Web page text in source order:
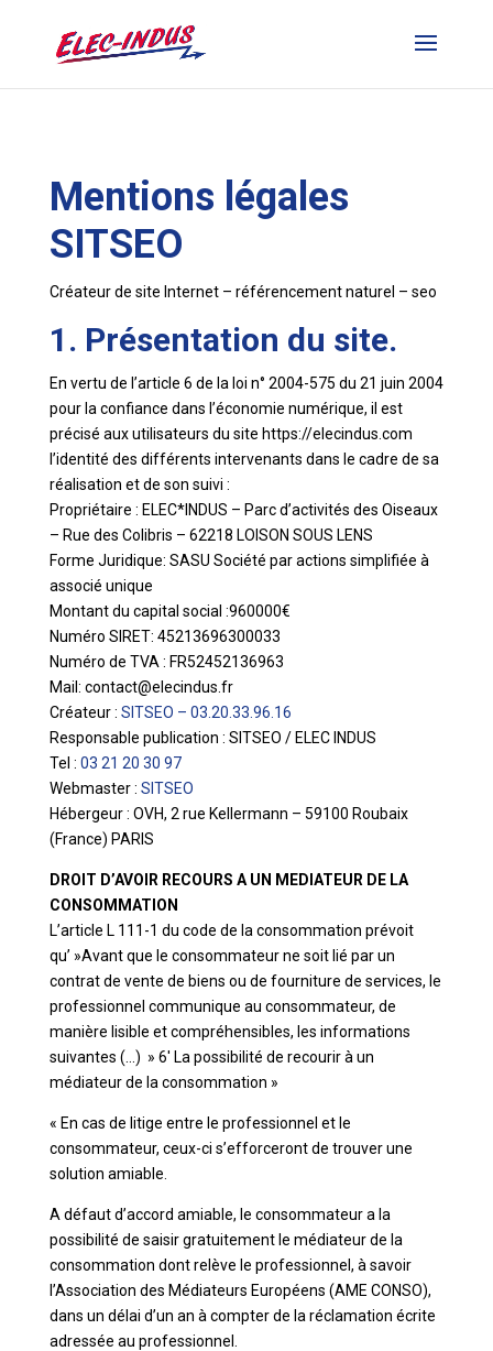
Mentions légales
SITSEO
Créateur de site Internet – référencement naturel – seo
1. Présentation du site.
En vertu de l’article 6 de la loi n° 2004-575 du 21 juin 2004
pour la confiance dans l’économie numérique, il est
précisé aux utilisateurs du site https://elecindus.com
l’identité des différents intervenants dans le cadre de sa
réalisation et de son suivi :
Propriétaire : ELEC*INDUS – Parc d’activités des Oiseaux
– Rue des Colibris – 62218 LOISON SOUS LENS
Forme Juridique: SASU Société par actions simplifiée à
associé unique
Montant du capital social :960000€
Numéro SIRET: 45213696300033
Numéro de TVA : FR52452136963
Mail: contact@elecindus.fr
Créateur : SITSEO – 03.20.33.96.16
Responsable publication : SITSEO / ELEC INDUS
Tel : 03 21 20 30 97
Webmaster : SITSEO
Hébergeur : OVH, 2 rue Kellermann – 59100 Roubaix
(France) PARIS
DROIT D’AVOIR RECOURS A UN MEDIATEUR DE LA
CONSOMMATION
L’article L 111-1 du code de la consommation prévoit
qu’ »Avant que le consommateur ne soit lié par un
contrat de vente de biens ou de fourniture de services, le
professionnel communique au consommateur, de
manière lisible et compréhensibles, les informations
suivantes (…) » 6′ La possibilité de recourir à un
médiateur de la consommation »
« En cas de litige entre le professionnel et le
consommateur, ceux-ci s’efforceront de trouver une
solution amiable.
A défaut d’accord amiable, le consommateur a la
possibilité de saisir gratuitement le médiateur de la
consommation dont relève le professionnel, à savoir
l’Association des Médiateurs Européens (AME CONSO),
dans un délai d’un an à compter de la réclamation écrite
adressée au professionnel.